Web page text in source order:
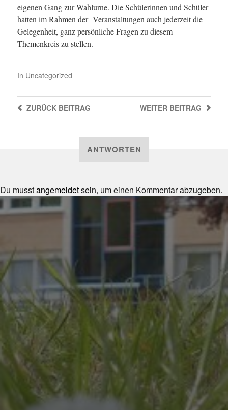
eigenen Gang zur Wahlurne. Die Schülerinnen und Schüler
hatten im Rahmen der Veranstaltungen auch jederzeit die
Gelegenheit, ganz persönliche Fragen zu diesem
Themenkreis zu stellen.
In Uncategorized
WEITER BEITRAG
ZURÜCKBEITRAG
ANTWORTEN
Du musstangemeldetsein, um einen Kommentar abzugeben.
JULI 8, 2026
UNSER SCHUL-/SPORTFEST
2026